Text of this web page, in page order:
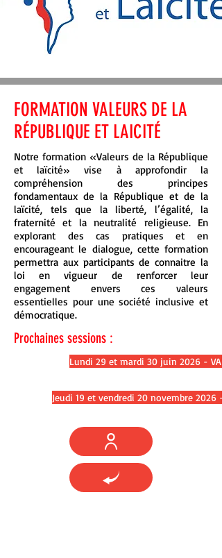
FORMATION VALEURS DE LA
RÉPUBLIQUE ET LAICITÉ
Notre formation «Valeurs de la République
et laïcité» vise à approfondir la
compréhension des principes
fondamentaux de la République et de la
laïcité, tels que la liberté, l’égalité, la
fraternité et la neutralité religieuse. En
explorant des cas pratiques et en
encourageant le dialogue, cette formation
permettra aux participants de connaitre la
loi en vigueur de renforcer leur
engagement envers ces valeurs
essentielles pour une société inclusive et
démocratique.
Prochaines sessions :
Lundi 29 et mardi 30 juin 2026 -
Jeudi 19 et vendredi 20 novembre 2026 -